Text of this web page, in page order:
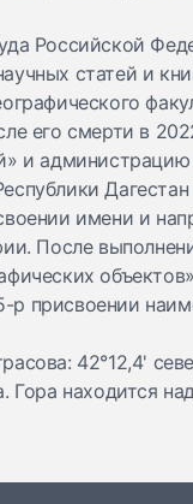
Российской
статей и
его смерти в
и
имени и
После
присвоении
42°12,4'
Гора находится